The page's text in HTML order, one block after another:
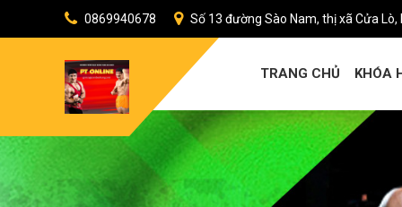
0869940678 Số 13 đường Sào Nam, thị xã Cửa Lò,
TRANG CHỦ KHÓA